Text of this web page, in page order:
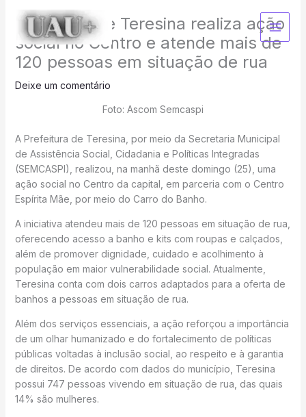
conteúdo
Prefeitura de Teresina realiza ação
social no Centro e atende mais de
120 pessoas em situação de rua
Deixe um comentário
Foto: Ascom Semcaspi
A Prefeitura de Teresina, por meio da Secretaria Municipal
de Assistência Social, Cidadania e Políticas Integradas
(SEMCASPI), realizou, na manhã deste domingo (25), uma
ação social no Centro da capital, em parceria com o Centro
Espírita Mãe, por meio do Carro do Banho.
A iniciativa atendeu mais de 120 pessoas em situação de rua,
oferecendo acesso a banho e kits com roupas e calçados,
além de promover dignidade, cuidado e acolhimento à
população em maior vulnerabilidade social. Atualmente,
Teresina conta com dois carros adaptados para a oferta de
banhos a pessoas em situação de rua.
Além dos serviços essenciais, a ação reforçou a importância
de um olhar humanizado e do fortalecimento de políticas
públicas voltadas à inclusão social, ao respeito e à garantia
de direitos. De acordo com dados do município, Teresina
possui 747 pessoas vivendo em situação de rua, das quais
14% são mulheres.